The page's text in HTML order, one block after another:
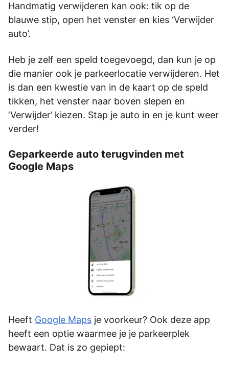
Handmatig verwijderen kan ook: tik op de
blauwe stip, open het venster en kies ‘Verwijder
auto’.
Heb je zelf een speld toegevoegd, dan kun je op
die manier ook je parkeerlocatie verwijderen. Het
is dan een kwestie van in de kaart op de speld
tikken, het venster naar boven slepen en
‘Verwijder’ kiezen. Stap je auto in en je kunt weer
verder!
Geparkeerde auto terugvinden met
Google Maps
Heeft Google Maps je voorkeur? Ook deze app
heeft een optie waarmee je je parkeerplek
bewaart. Dat is zo gepiept: